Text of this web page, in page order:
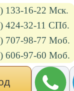
133-16-22 Мск.
424-32-11 СПб.
707-98-77 Моб.
606-97-60 Моб.